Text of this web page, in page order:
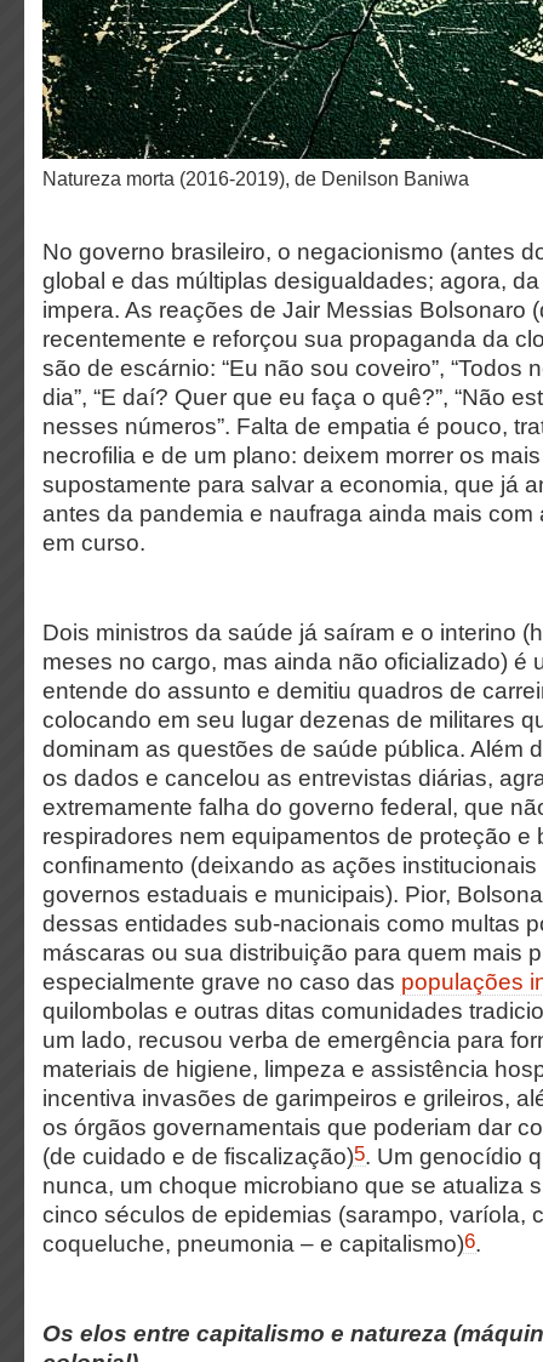
Natureza morta (2016-2019), de Denilson Baniwa
No governo brasileiro, o negacionismo (antes
global e das múltiplas desigualdades; agora,
impera. As reações de Jair Messias Bolsonaro
recentemente e reforçou sua propaganda da
são de escárnio: “Eu não sou coveiro”, “Todos
dia”, “E daí? Quer que eu faça o quê?”, “Não
nesses números”. Falta de empatia é pouco,
necrofilia e de um plano: deixem morrer os
supostamente para salvar a economia, que já
antes da pandemia e naufraga ainda mais com
em curso.
Dois ministros da saúde já saíram e o interino
meses no cargo, mas ainda não oficializado) é
entende do assunto e demitiu quadros de
colocando em seu lugar dezenas de militares
dominam as questões de saúde pública. Além
os dados e cancelou as entrevistas diárias,
extremamente falha do governo federal, que
respiradores nem equipamentos de proteção e
confinamento (deixando as ações
governos estaduais e municipais). Pior,
dessas entidades sub-nacionais como multas
máscaras ou sua distribuição para quem mais
especialmente grave no caso das populações
quilombolas e outras ditas comunidades
um lado, recusou verba de emergência para
materiais de higiene, limpeza e assistência
incentiva invasões de garimpeiros e grileiros,
os órgãos governamentais que poderiam dar
(de cuidado e de fiscalização)5. Um genocídio
nunca, um choque microbiano que se atualiza
cinco séculos de epidemias (sarampo, varíola,
coqueluche, pneumonia – e capitalismo)6.
Os elos entre capitalismo e natureza